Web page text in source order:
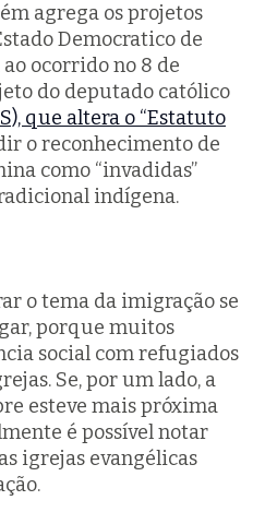
agrega os projetos
Democratico de
ocorrido no 8 de
do deputado católico
que altera o “Estatuto
o reconhecimento de
como “invadidas”
indígena.
o tema da imigração se
porque muitos
social com refugiados
Se, por um lado, a
esteve mais próxima
é possível notar
igrejas evangélicas